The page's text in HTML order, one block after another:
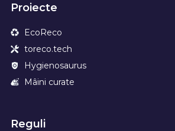
Proiecte
EcoReco
toreco.tech
Hygienosaurus
Mâini curate
Reguli